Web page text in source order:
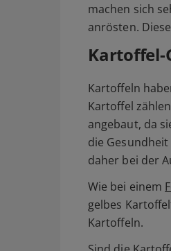
machen sich
anrösten.
Kartoffel-
Kartoffeln
Kartoffel
angebaut, da
die
daher bei der
Wie bei einem
gelbes
Kartoffeln.